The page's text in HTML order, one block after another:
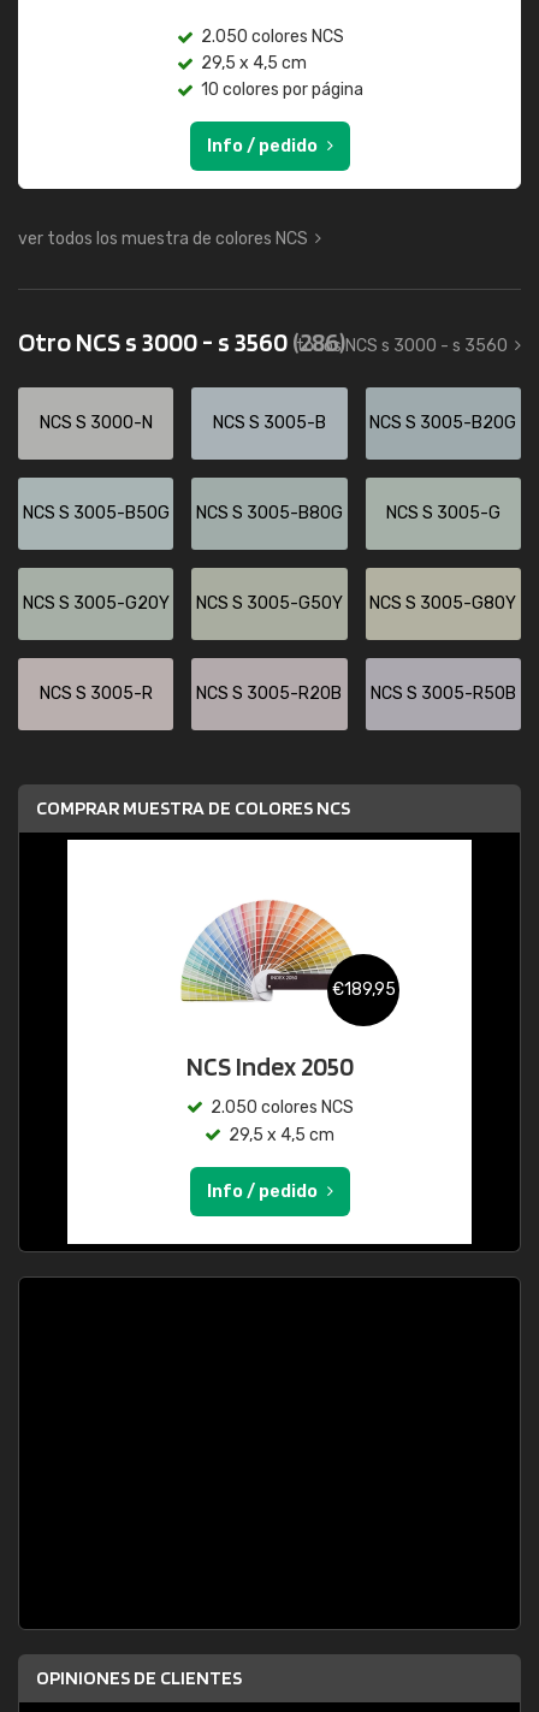
2.050 colores NCS
29,5 x 4,5 cm
10 colores por página
Info / pedido
ver todos los muestra de colores NCS
Otro NCS s 3000 - s 3560(286)
todos NCS s 3000 - s 3560
NCS S 3000-N NCS S 3005-B NCS S 3005-B20G
NCS S 3005-B50G NCS S 3005-B80G NCS S 3005-G
NCS S 3005-G20Y NCS S 3005-G50Y NCS S 3005-G80Y
NCS S 3005-R NCS S 3005-R20B NCS S 3005-R50B
COMPRAR MUESTRA DE COLORES NCS
€189,95
NCS Index 2050
2.050 colores NCS
29,5 x 4,5 cm
Info / pedido
OPINIONES DE CLIENTES